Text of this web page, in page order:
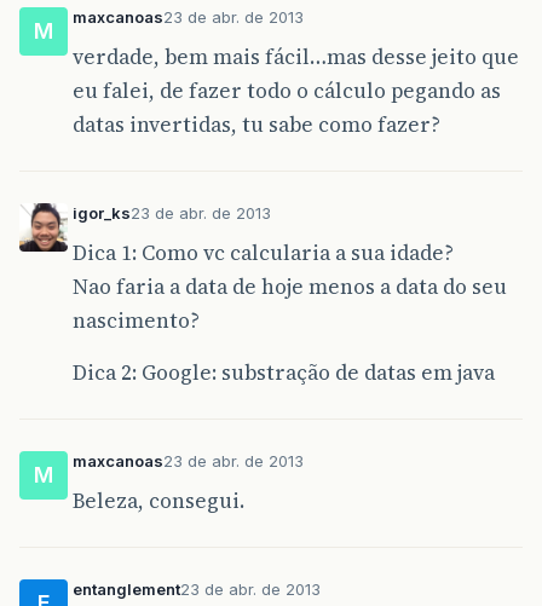
}
// métodos de acesso aos atributos
public
int getDia (){
return dia;
return
public int getAno(){
// retorna a data no formato
// retorna a data como um número
return ano
M
maxcanoas23 de abr. de 2013
verdade, bem mais fácil…mas desse jeito que
eu falei, de fazer todo o cálculo pegando as
datas invertidas, tu sabe como fazer?
igor_ks23 de abr. de 2013
Dica 1: Como vc calcularia a sua idade?
Nao faria a data de hoje menos a data do seu
nascimento?
Dica 2: Google: substração de datas em java
M
maxcanoas23 de abr. de 2013
Beleza, consegui.
entanglement23 de abr. de 2013